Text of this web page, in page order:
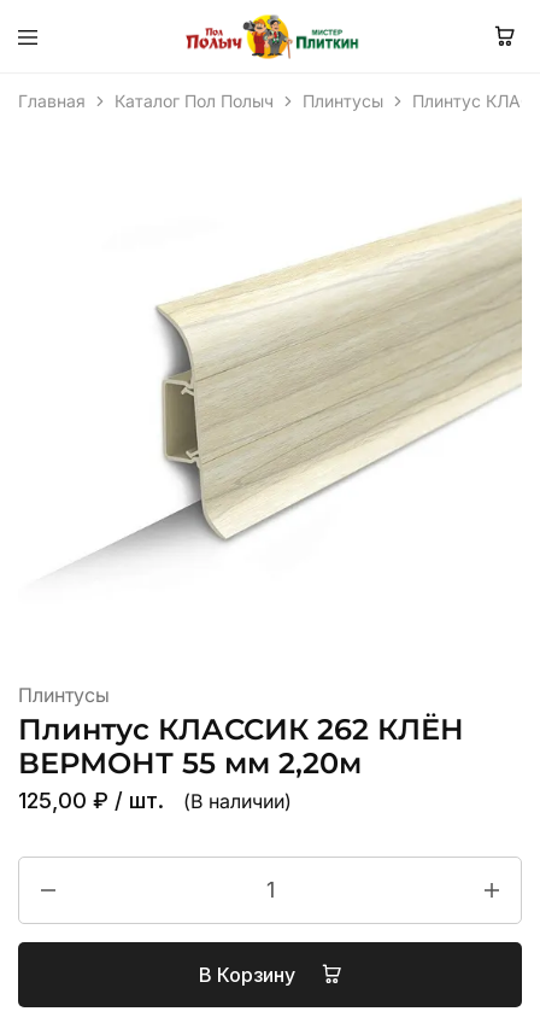
Главная Каталог Пол Полыч Плинтусы Плинтус
Плинтусы
Плинтус КЛАССИК 262 КЛЁН
ВЕРМОНТ 55 мм 2,20м
125,00 ₽ / шт. (В наличии)
В Корзину